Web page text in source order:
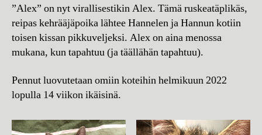
”Alex” on nyt virallisestikin Alex. Tämä ruskeatäplikäs,
reipas kehrääjäpoika lähtee Hannelen ja Hannun kotiin
toisen kissan pikkuveljeksi. Alex on aina menossa
mukana, kun tapahtuu (ja täällähän tapahtuu).
Pennut luovutetaan omiin koteihin helmikuun 2022
lopulla 14 viikon ikäisinä.